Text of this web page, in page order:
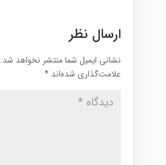
ارسال نظر
نشانی ایمیل شما منتشر نخواهد شد.
علامت‌گذاری شده‌اند *